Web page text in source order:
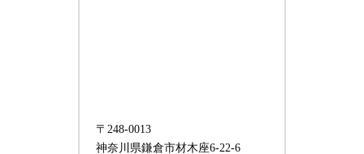
〒248-0013
神奈川県鎌倉市材木座6-22-6